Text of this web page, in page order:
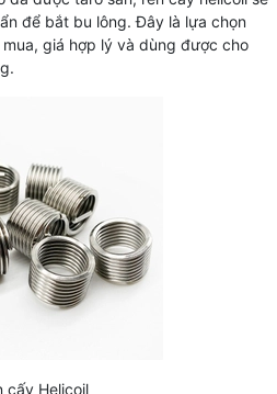
để bắt bu lông. Đây là lựa chọn
giá hợp lý và dùng được cho
cấy Helicoil